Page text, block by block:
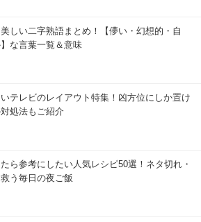
美しい二字熟語まとめ！【儚い・幻想的・自
な言葉一覧＆意味
テレビのレイアウト特集！凶方位にしか置け
処法もご紹介
ら参考にしたい人気レシピ50選！ネタ切れ・
う毎日の夜ご飯